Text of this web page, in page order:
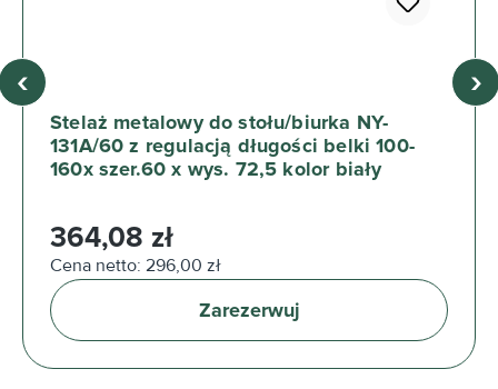
Stelaż metalowy do stołu/biurka NY-
131A/60 z regulacją długości belki 100-
160x szer.60 x wys. 72,5 kolor biały
Cena regularna:
364,08 zł
Cena netto: 296,00 zł
Zarezerwuj
‹ ›